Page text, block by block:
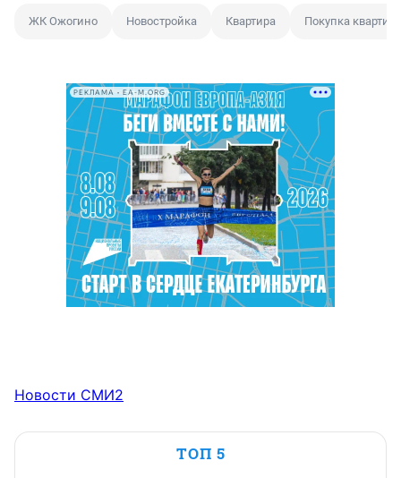
ЖК Ожогино Новостройка Квартира Покупка
РЕКЛАМА • EA-M.ORG
Новости СМИ2
ТОП 5